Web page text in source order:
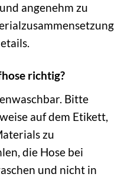
angenehm zu
richtig?
Bitte
auf dem Etikett,
zu
die Hose bei
und nicht in